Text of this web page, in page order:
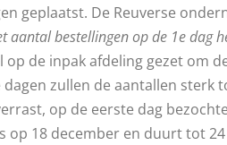
geplaatst. De Reuverse
aantal bestellingen op de 1e dag
op de inpak afdeling gezet om
dagen zullen de aantallen sterk
op de eerste dag
op 18 december en duurt tot